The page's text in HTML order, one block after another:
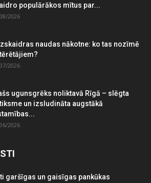
populārākos mītus par...
2026
naudas nākotne: ko tas nozīmē
2026
ugunsgrēks noliktavā Rīgā – slēgta
un izsludināta augstākā
2026
garšīgas un gaisīgas pankūkas